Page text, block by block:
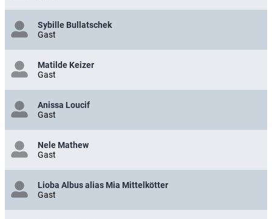
Sybille Bullatschek
Gast
Matilde Keizer
Gast
Anissa Loucif
Gast
Nele Mathew
Gast
Lioba Albus alias Mia Mittelkötter
Gast